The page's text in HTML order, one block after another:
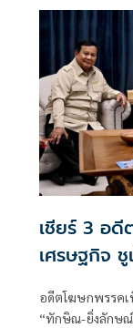
ยังประเทศมาเลเ
กระแสจากผู้สนับ
เชียร์ 3 อดี
เศรษฐกิจ
อดีตโฆษกพรรค
“ทักษิณ-ยิ่งลักษณ์